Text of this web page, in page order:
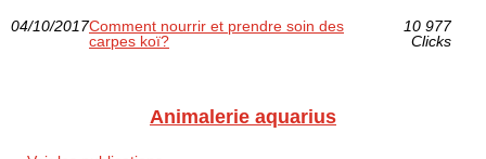
04/10/2017Comment nourrir et prendre soin des
carpes koï?
10 977
Clicks
Animalerie aquarius